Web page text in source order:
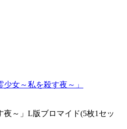
少女～私を殺す夜～」
～」L版ブロマイド(5枚1セッ